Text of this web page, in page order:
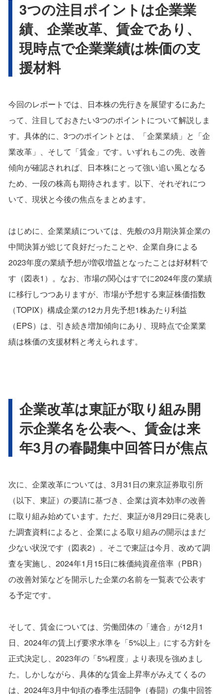
3つの注目ポイントは企業業
績、企業改革、賃金であり、
現時点で企業業績は株価の支
援材料
今回のレポートでは、日本株の先行きを展望するにあた
って、注目しておきたい3つのポイントについて解説しま
す。具体的に、3つのポイントとは、「企業業績」と「企
業改革」、そして「賃金」です。いずれもこの先、改善
傾向が確認されれば、日本株にとって強い追い風となる
ため、一段の株高も期待されます。以下、それぞれにつ
いて、現状と今後の焦点をまとめます。
はじめに、企業業績については、先般の3月期決算企業の
中間決算が総じて良好だったことや、企業自身による
2023年度の業績予想が増収増益となったことは好材料で
す（図表1）。なお、市場の関心はすでに2024年度の業績
に移行しつつありますが、市場が予想する東証株価指数
（TOPIX）構成企業の12カ月先予想1株あたり利益
（EPS）は、引き続き増加傾向にあり、現時点で企業業
績は株価の支援材料と考えられます。
企業改革は東証が取り組み開
示企業名を公表へ、賃金は来
年3月の春闘集中回答日が焦点
次に、企業改革については、3月31日の東京証券取引所
（以下、東証）の要請に基づき、企業は資本効率の改善
に取り組み始めています。ただ、東証が8月29日に発表し
た調査資料によると、企業による取り組みの開示はまだ
少ない状況です（図表2）。そこで東証は今月、改めて調
査を実施し、2024年1月15日に株価純資産倍率（PBR）
の改善対策などを開示した企業の名前を一覧表で公表す
る予定です。
そして、賃金については、労働団体の「連合」が12月1
日、2024年の賃上げ要求水準を「5%以上」にする方針を
正式決定し、2023年の「5%程度」より表現を強めまし
た。しかしながら、具体的な賃金上昇率がみえてくるの
は、2024年3月中旬頃の春季生活闘争（春闘）の集中回答